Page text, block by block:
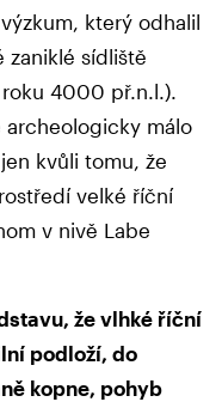
který odhalil
zaniklé sídliště
4000 př.n.l.).
archeologicky málo
kvůli tomu, že
velké říční
v nivě Labe
že vlhké říční
podloží, do
kopne, pohyb